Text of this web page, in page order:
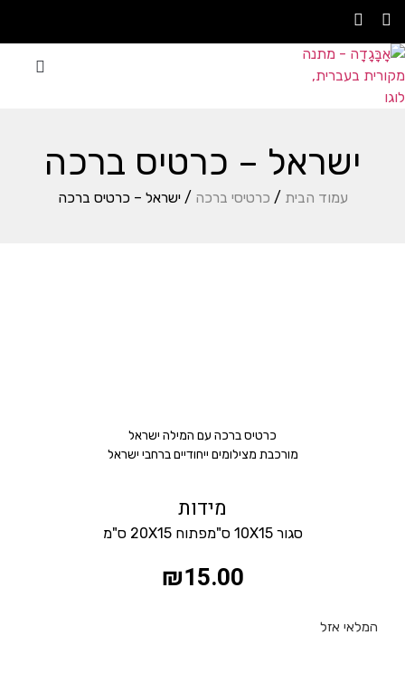
ישראל – כרטיס ברכה
עמוד הבית / כרטיסי ברכה / ישראל – כרטיס ברכה
כרטיס ברכה עם המילה ישראל
מורכבת מצילומים ייחודיים ברחבי ישראל
מידות
סגור 10X15 ס"מפתוח 20X15 ס"מ
₪15.00
המלאי אזל